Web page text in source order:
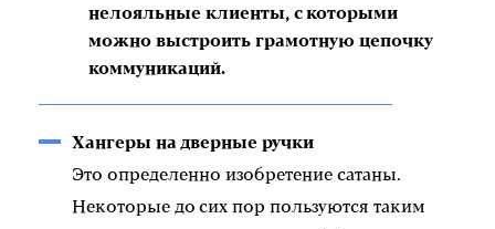
нелояльные клиенты, с которыми
можно выстроить грамотную цепочку
коммуникаций.
Хангеры на дверные ручки
Это определенно изобретение сатаны.
Некоторые до сих пор пользуются таким